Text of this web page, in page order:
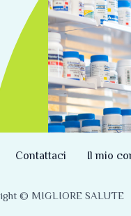
Contattaci Il mio
© MIGLIORE SALUTE